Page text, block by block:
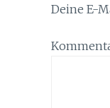
Deine E-